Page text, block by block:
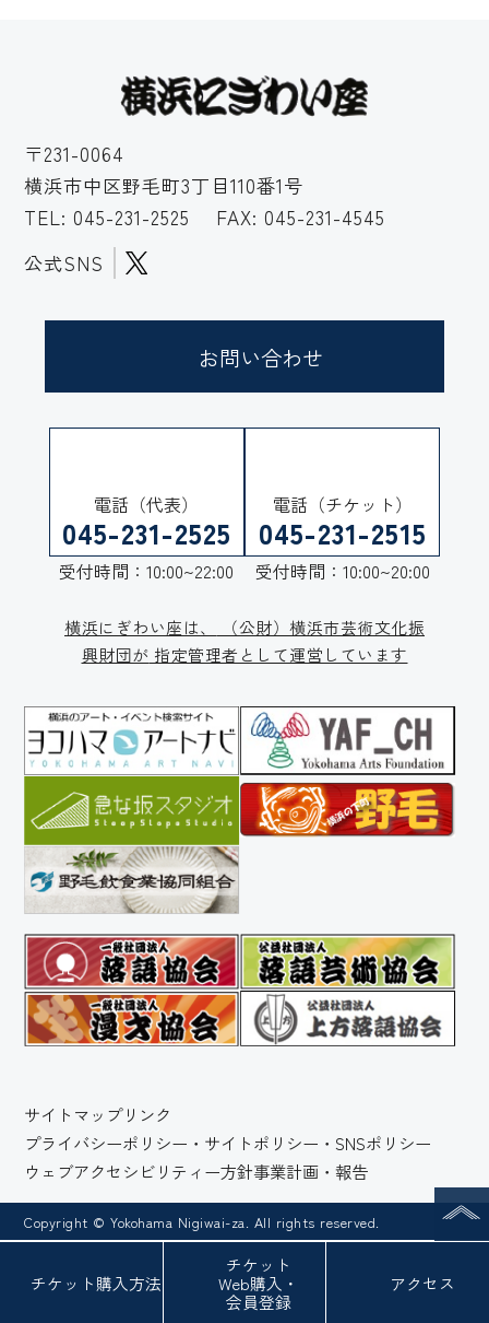
チケット購入方法
チケット
Web購入・
会員登録
アクセス
〒231-0064
横浜市中区野毛町3丁目110番1号
TEL: 045-231-2525
FAX: 045-231-4545
公式SNS
お問い合わせ
電話（代表）
045-231-2525
受付時間：10:00~22:00
電話（チケット）
045-231-2515
受付時間：10:00~20:00
横浜にぎわい座は、
（公財）横浜市芸術文化振
興財団が 指定管理者として運営しています
サイトマップリンク
プライバシーポリシー・サイトポリシー・SNSポリシー
ウェブアクセシビリティー方針事業計画・報告
Copyright © Yokohama Nigiwai-za. All rights reserved.